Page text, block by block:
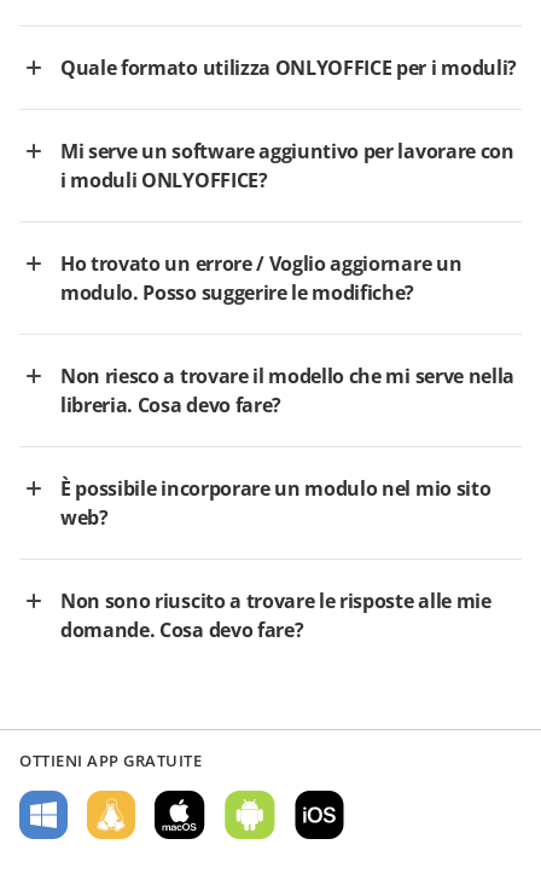
Quale formato utilizza ONLYOFFICE per i moduli?
Mi serve un software aggiuntivo per lavorare con
i moduli ONLYOFFICE?
Ho trovato un errore / Voglio aggiornare un
modulo. Posso suggerire le modifiche?
Non riesco a trovare il modello che mi serve nella
libreria. Cosa devo fare?
È possibile incorporare un modulo nel mio sito
web?
Non sono riuscito a trovare le risposte alle mie
domande. Cosa devo fare?
OTTIENI APP GRATUITE